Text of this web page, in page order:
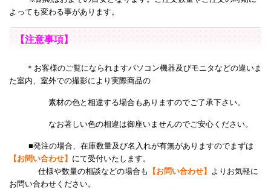
よっても変わる事があります。
【注意事項】
＊お客様のご覧になられますパソコン機器及びモニタなどの違いま
た室内、室外での撮影により 実際商品の
素材の色と相違する場合もありますのでご了承下さい。
なお著しい色の相違は御座いませんのでご安心ください。
■発注の場合、在庫数量及び名入れが有無がありますのでまずは
【お問い合わせ】 にて受付いたします。
仕様や数量の相談などの場合も
【お問い合わせ】 よりお気軽に
お問い合わせください。